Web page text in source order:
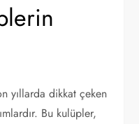
yıllarda dikkat çeken
Bu kulüpler,